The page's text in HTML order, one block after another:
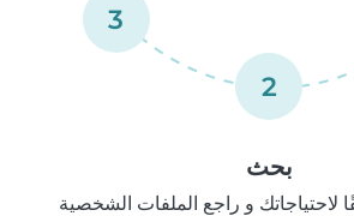
2
3
بحث
و راجع الملفات الشخصية